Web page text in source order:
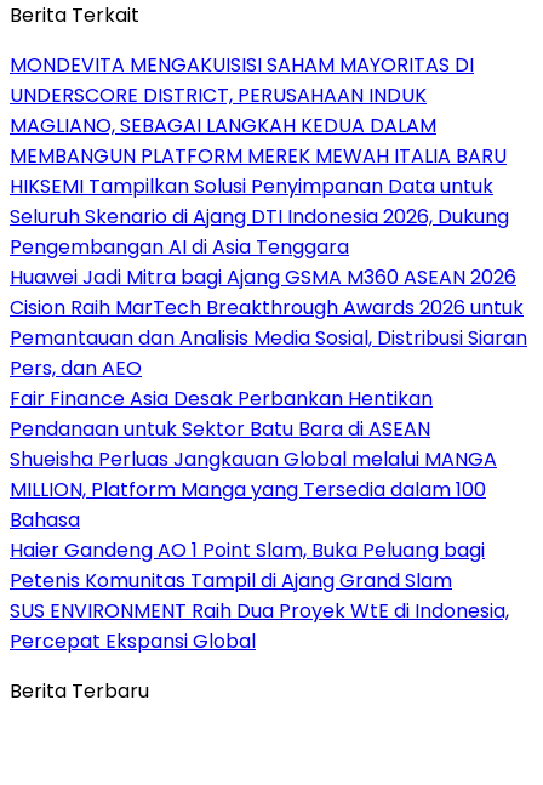
Berita Terkait
MONDEVITA MENGAKUISISI SAHAM MAYORITAS DI
UNDERSCORE DISTRICT, PERUSAHAAN INDUK
MAGLIANO, SEBAGAI LANGKAH KEDUA DALAM
MEMBANGUN PLATFORM MEREK MEWAH ITALIA BARU
HIKSEMI Tampilkan Solusi Penyimpanan Data untuk
Seluruh Skenario di Ajang DTI Indonesia 2026, Dukung
Pengembangan AI di Asia Tenggara
Huawei Jadi Mitra bagi Ajang GSMA M360 ASEAN 2026
Cision Raih MarTech Breakthrough Awards 2026 untuk
Pemantauan dan Analisis Media Sosial, Distribusi Siaran
Pers, dan AEO
Fair Finance Asia Desak Perbankan Hentikan
Pendanaan untuk Sektor Batu Bara di ASEAN
Shueisha Perluas Jangkauan Global melalui MANGA
MILLION, Platform Manga yang Tersedia dalam 100
Bahasa
Haier Gandeng AO 1 Point Slam, Buka Peluang bagi
Petenis Komunitas Tampil di Ajang Grand Slam
SUS ENVIRONMENT Raih Dua Proyek WtE di Indonesia,
Percepat Ekspansi Global
Berita Terbaru